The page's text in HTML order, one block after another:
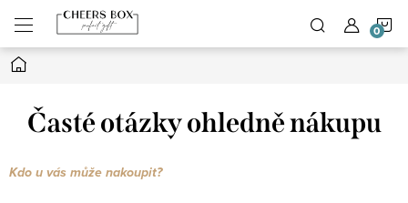
obsah
Domů
Časté otázky ohledně nákupu
Kdo u vás může nakoupit?